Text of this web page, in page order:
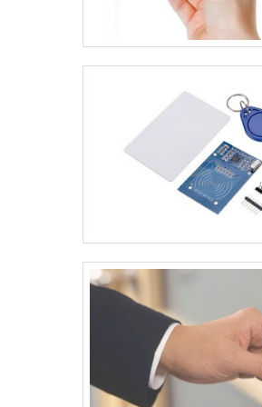
importantes que ficam de fora no
empresas que visam apenas o
desejar nos outros fatores.Tudo
são os motivos pelos quais a
empresa altamente qualificada
segmento de crachás, cartões em
O objetivo é garantir a satisfação
final, com foco total na
EMPRESA NO SEGMENTOApenas
em pvc e acessórios. A
como cartão tarja
proximidade com ótima qualidade
sucesso, a empresa investiu
competentes e em
Paraná Cards é uma empresa que